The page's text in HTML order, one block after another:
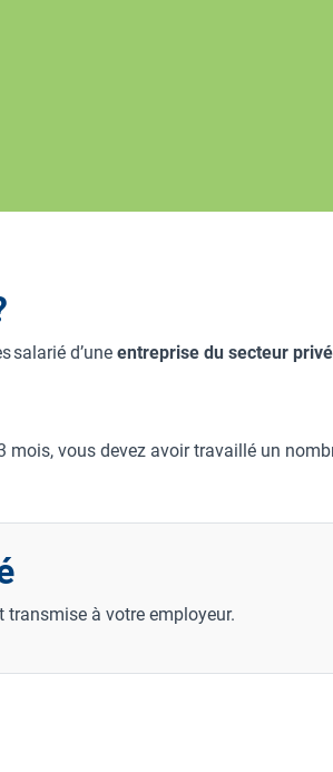
salarié d’une entreprise du secteur privé
vous devez avoir travaillé un
à votre employeur.